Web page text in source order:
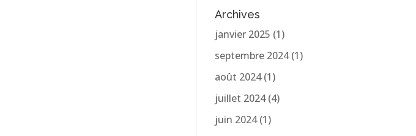
Archives
janvier 2025 (1)
septembre 2024(1)
août 2024(1)
juillet 2024(4)
juin 2024(1)